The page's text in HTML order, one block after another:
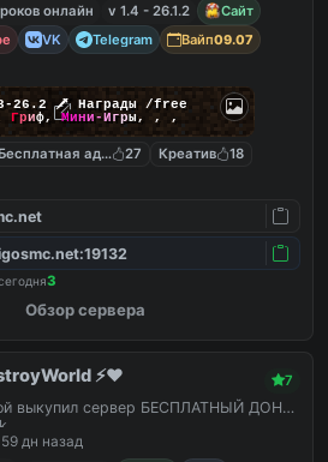
онлайн
v 1.4 - 26.1.2
Сайт
VK Telegram Вайп09.07
26.2🗡 Награды /free
Гриф,Мини-Игры, , ,
Бесплатная админка
27 Креатив
18
3
Обзор сервера
⚡️❤️ 7
выкупил сервер БЕСПЛАТНЫЙ ДОНАТ
дн назад